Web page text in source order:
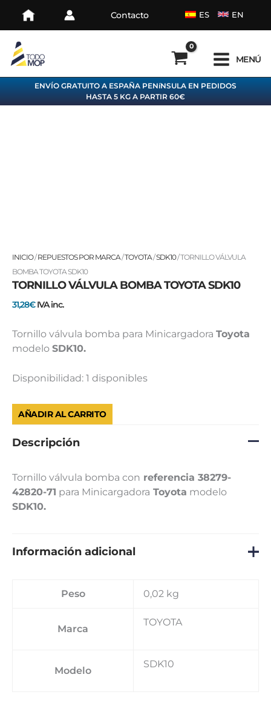
Contacto ES EN
MENÚ
ENVÍO GRATUITO A ESPAÑA PENíNSULA EN PEDIDOS
HASTA 5 KG A PARTIR 60€
INICIO/REPUESTOS POR MARCA/TOYOTA/SDK10/ TORNILLO VÁLVULA
BOMBA TOYOTA SDK10
TORNILLO VÁLVULA BOMBA TOYOTA SDK10
31,28€ IVA inc.
Tornillo válvula bomba para Minicargadora Toyota
modelo SDK10.
Disponibilidad: 1 disponibles
TORNILLO
VÁLVULA
BOMBA
TOYOTA
cantidad
AÑADIR AL CARRITO
Descripción
Tornillo válvula bomba con referencia 38279-
42820-71 para Minicargadora Toyota modelo
SDK10.
Información adicional
Peso 0,02 kg
Marca
TOYOTA
Modelo
SDK10